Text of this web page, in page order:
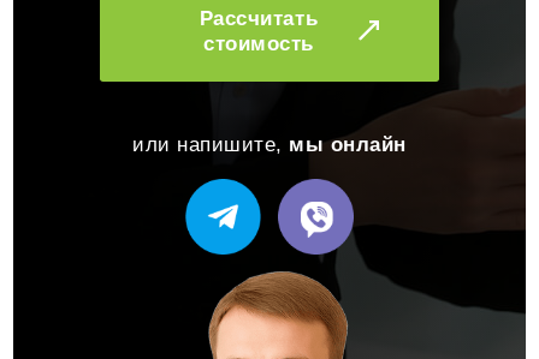
Рассчитать
стоимость
или напишите, мы онлайн